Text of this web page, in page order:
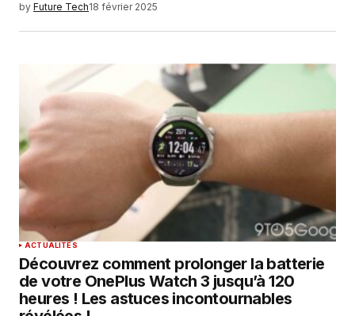
by Future Tech18 février 2025
ACTUALITÉS
Découvrez comment prolonger la batterie
de votre OnePlus Watch 3 jusqu’à 120
heures ! Les astuces incontournables